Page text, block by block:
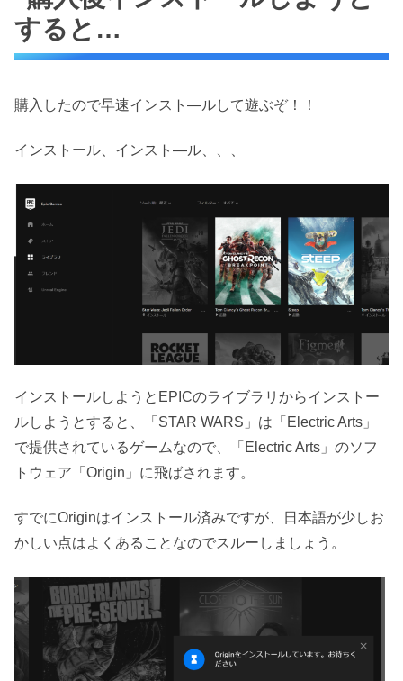
すると…
購入したので早速インスト―ルして遊ぶぞ！！
インストール、インスト―ル、、、
インストールしようとEPICのライブラリからインストー
ルしようとすると、「STAR WARS」は「Electric Arts」
で提供されているゲームなので、「Electric Arts」のソフ
トウェア「Origin」に飛ばされます。
すでにOriginはインストール済みですが、日本語が少しお
かしい点はよくあることなのでスルーしましょう。